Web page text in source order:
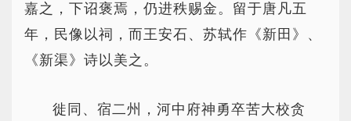
嘉之，下诏褒焉，仍进秩赐金。留于唐凡五
年，民像以祠，而王安石、苏轼作《新田》、
《新渠》诗以美之。
徙同、宿二州，河中府神勇卒苦大校贪